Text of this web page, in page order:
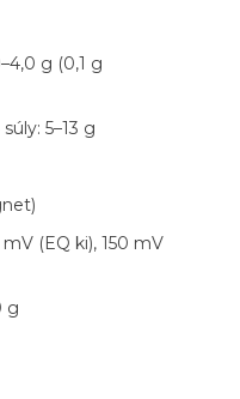
g (0,1 g
5–13 g
(EQ ki), 150 mV
g